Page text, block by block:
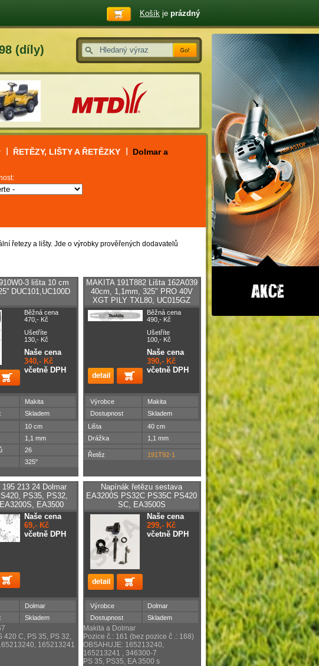
(díly)
Košík je prázdný
ŘETĚZY, LIŠTY A ŘETĚZKY
Dolmar a
řetezy a lišty. Jde o výrobky prověřených dodavatelů
3 lišta 10 cm
DUC101,UC100D
Běžná cena
470,- Kč
Ušetříte
130,- Kč
Naše cena
340,- Kč
včetně DPH
Makita
Skladem
10 cm
1,1 mm
26
325"
MAKITA 191T882 Lišta 162A039
40cm, 1,1mm, 325" PRO 40V
XGT PILY TXL80, UC015GZ
Běžná cena
490,- Kč
Ušetříte
100,- Kč
Naše cena
390,- Kč
včetně DPH
Výrobce
Makita
Dostupnost
Skladem
Lišta
40 cm
Drážka
1,1 mm
Řetěz 191T92-1
195 213 24 Dolmar
PS35, PS32,
EA3500
Naše cena
69,- Kč
včetně DPH
Dolmar
Skladem
420 C, PS 35, PS 32,
165213241
Napínák řetězu sestava
EA3200S PS32C PS35C PS420
SC, EA3500S
Naše cena
299,- Kč
včetně DPH
Výrobce
Dolmar
Dostupnost
Skladem
Makita a Dolmar
Pozice č.: 161 (bez pozice č .: 168)
OBSAHUJE: 165213240,
165213241 , 346300-7
PS 35, PS35, EA 3500 s